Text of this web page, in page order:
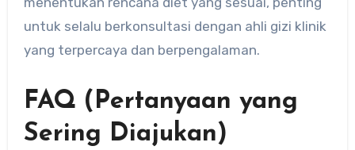
untuk selalu berkonsultasi dengan ahli gizi klinik
yang terpercaya dan berpengalaman.
FAQ (Pertanyaan yang
Sering Diajukan)